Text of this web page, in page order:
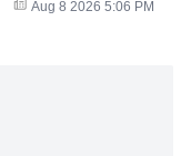
Aug 8 2026 5:06 PM